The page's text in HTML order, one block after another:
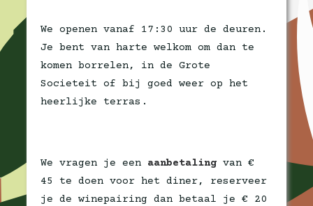
We openen vanaf 17:30 uur de deuren.
Je bent van harte welkom om dan te
komen borrelen, in de Grote
Societeit of bij goed weer op het
heerlijke terras.
We vragen je een aanbetaling van €
45 te doen voor het diner, reserveer
je de winepairing dan betaal je € 20